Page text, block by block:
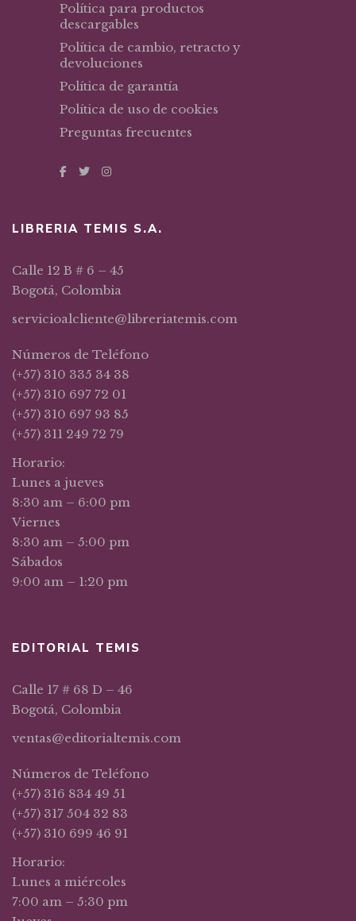
Política para productos
descargables
Política de cambio, retracto y
devoluciones
Política de garantía
Política de uso de cookies
Preguntas frecuentes
LIBRERIA TEMIS S.A.
Calle 12 B # 6 – 45
Bogotá, Colombia
servicioalcliente@libreriatemis.com
Números de Teléfono
(+57) 310 335 34 38
(+57) 310 697 72 01
(+57) 310 697 93 85
(+57) 311 249 72 79
Horario:
Lunes a jueves
8:30 am – 6:00 pm
Viernes
8:30 am – 5:00 pm
Sábados
9:00 am – 1:20 pm
EDITORIAL TEMIS
Calle 17 # 68 D – 46
Bogotá, Colombia
ventas@editorialtemis.com
Números de Teléfono
(+57) 316 834 49 51
(+57) 317 504 32 83
(+57) 310 699 46 91
Horario:
Lunes a miércoles
7:00 am – 5:30 pm